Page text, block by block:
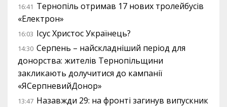
16:41 Тернопіль отримав 17 нових тролейбусів
«Електрон»
16:03 Ісус Христос Українець?
14:30 Серпень – найскладніший період для
донорства: жителів Тернопільщини
закликають долучитися до кампанії
«ЯСерпневийДонор»
13:47 Назавжди 29: на фронті загинув випускник